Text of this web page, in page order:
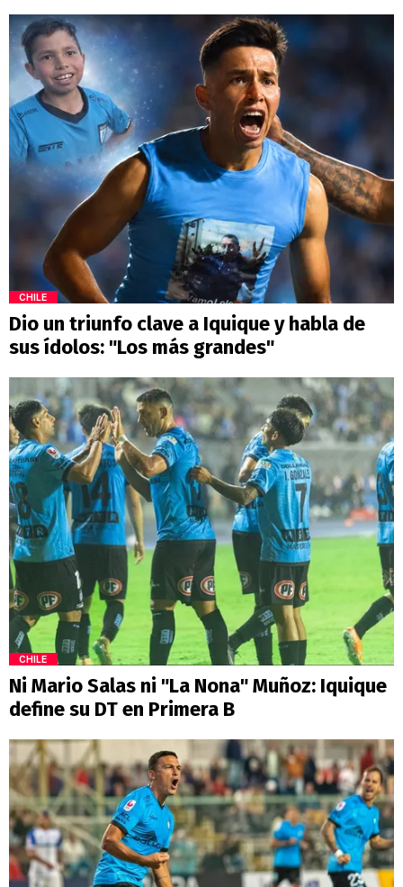
CHILE
Dio un triunfo clave a Iquique y habla de
sus ídolos: "Los más grandes"
CHILE
Ni Mario Salas ni "La Nona" Muñoz: Iquique
define su DT en Primera B